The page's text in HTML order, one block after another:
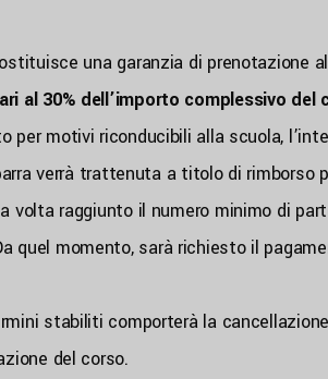
una garanzia di prenotazione
al 30% dell’importo complessivo del
per motivi riconducibili alla scuola,
verrà trattenuta a titolo di rimborso
volta raggiunto il numero minimo di
quel momento, sarà richiesto il
stabiliti comporterà la
del corso.